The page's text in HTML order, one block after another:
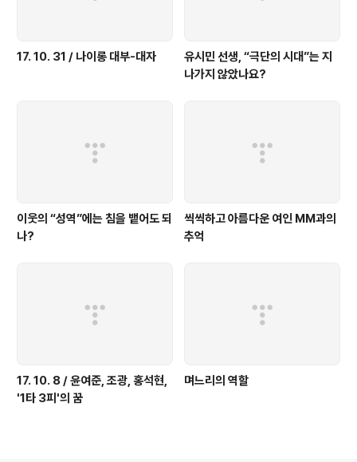
17. 10. 31 / 나이롱 대부-대자
유시민 선생, “극단의 시대”는 지
나가지 않았나요?
이웃의 “성역”에는 침을 뱉어도 되
나?
씩씩하고 아름다운 여인 MM과의
추억
17. 10. 8 / 윤여준, 조광, 홍석현,
'1타 3피'의 꿈
며느리의 역할